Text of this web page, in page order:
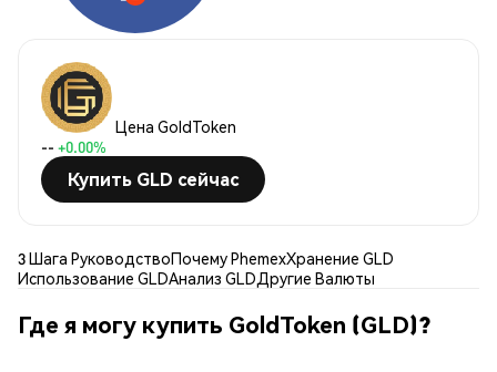
Цена GoldToken
-- +0.00%
Купить GLD сейчас
3 Шага РуководствоПочему PhemexХранение GLD
Использование GLDАнализ GLDДругие Валюты
Где я могу купить GoldToken (GLD)?